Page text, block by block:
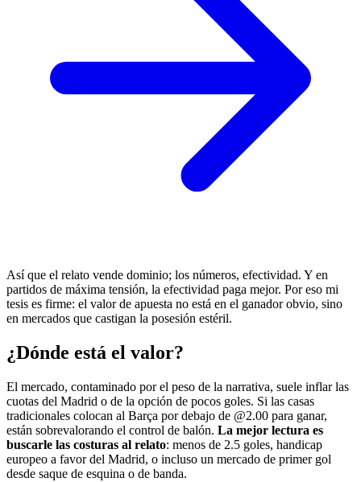
Así que el relato vende dominio; los números, efectividad. Y en
partidos de máxima tensión, la efectividad paga mejor. Por eso mi
tesis es firme: el valor de apuesta no está en el ganador obvio, sino
en mercados que castigan la posesión estéril.
¿Dónde está el valor?
El mercado, contaminado por el peso de la narrativa, suele inflar las
cuotas del Madrid o de la opción de pocos goles. Si las casas
tradicionales colocan al Barça por debajo de @2.00 para ganar,
están sobrevalorando el control de balón. La mejor lectura es
buscarle las costuras al relato: menos de 2.5 goles, handicap
europeo a favor del Madrid, o incluso un mercado de primer gol
desde saque de esquina o de banda.